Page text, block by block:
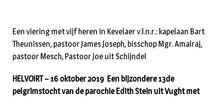
Een viering met vijf heren in Kevelaer v.l.n.r.: kapelaan Bart
Theunissen, pastoor James Joseph, bisschop Mgr. Amalraj,
pastoor Mesch, Pastoor Joe uit Schijndel
HELVOIRT – 16 oktober 2019 Een bijzondere 13de
pelgrimstocht van de parochie Edith Stein uit Vught met